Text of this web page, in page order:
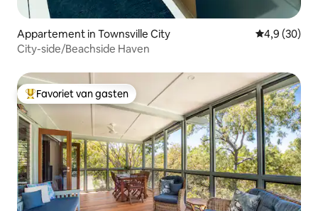
Appartement in Townsville City Gemiddelde
4,9 (30)
City-side/Beachside Haven
Topfavoriet van gasten
Favoriet van gasten